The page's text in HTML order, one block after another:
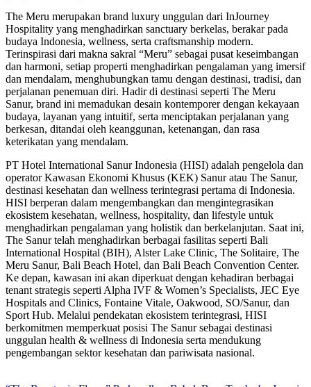
The Meru merupakan brand luxury unggulan dari InJourney
Hospitality yang menghadirkan sanctuary berkelas, berakar pada
budaya Indonesia, wellness, serta craftsmanship modern.
Terinspirasi dari makna sakral “Meru” sebagai pusat keseimbangan
dan harmoni, setiap properti menghadirkan pengalaman yang imersif
dan mendalam, menghubungkan tamu dengan destinasi, tradisi, dan
perjalanan penemuan diri. Hadir di destinasi seperti The Meru
Sanur, brand ini memadukan desain kontemporer dengan kekayaan
budaya, layanan yang intuitif, serta menciptakan perjalanan yang
berkesan, ditandai oleh keanggunan, ketenangan, dan rasa
keterikatan yang mendalam.
PT Hotel International Sanur Indonesia (HISI) adalah pengelola dan
operator Kawasan Ekonomi Khusus (KEK) Sanur atau The Sanur,
destinasi kesehatan dan wellness terintegrasi pertama di Indonesia.
HISI berperan dalam mengembangkan dan mengintegrasikan
ekosistem kesehatan, wellness, hospitality, dan lifestyle untuk
menghadirkan pengalaman yang holistik dan berkelanjutan. Saat ini,
The Sanur telah menghadirkan berbagai fasilitas seperti Bali
International Hospital (BIH), Alster Lake Clinic, The Solitaire, The
Meru Sanur, Bali Beach Hotel, dan Bali Beach Convention Center.
Ke depan, kawasan ini akan diperkuat dengan kehadiran berbagai
tenant strategis seperti Alpha IVF & Women’s Specialists, JEC Eye
Hospitals and Clinics, Fontaine Vitale, Oakwood, SO/Sanur, dan
Sport Hub. Melalui pendekatan ekosistem terintegrasi, HISI
berkomitmen memperkuat posisi The Sanur sebagai destinasi
unggulan health & wellness di Indonesia serta mendukung
pengembangan sektor kesehatan dan pariwisata nasional.